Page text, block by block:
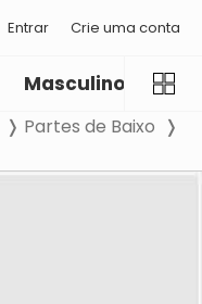
Entrar Crie uma conta
Masculino
Partes de Baixo